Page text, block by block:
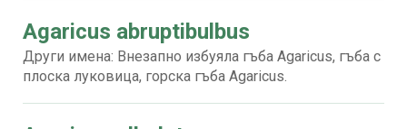
Agaricus abruptibulbus
Други имена: Внезапно избуяла гъба Agaricus, гъба с
плоска луковица, горска гъба Agaricus.